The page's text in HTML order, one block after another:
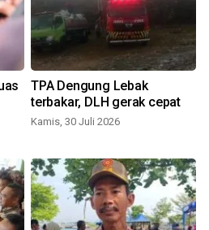
TPA Dengung Lebak
terbakar, DLH gerak cepat
Kamis, 30 Juli 2026